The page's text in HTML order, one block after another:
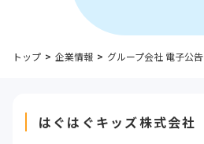
トップ 企業情報 グループ会社 電子公告
はぐはぐキッズ株式会社